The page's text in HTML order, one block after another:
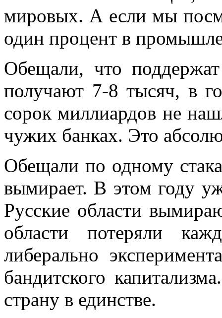
мировых. А если мы
один процент в
Обещали, что
получают 7-8 тысяч, в
сорок миллиардов не
чужих банках. Это
Обещали по одному
вымирает. В этом году
Русские области
области потеряли
либерально
бандитского
страну в единстве.